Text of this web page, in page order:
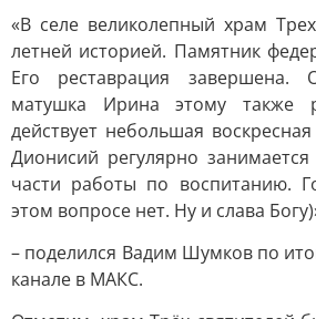
«В селе великолепный храм
летней историей. Памятник
Его реставрация
матушка Ирина этому также
действует небольшая
Дионисий регулярно
части работы по воспитанию.
этом вопросе нет. Ну и слава
– поделился Вадим Шумков по
канале в МАКС.